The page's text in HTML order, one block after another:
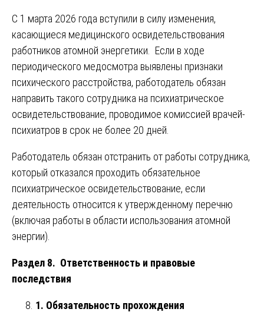
С 1 марта 2026 года вступили в силу изменения,
касающиеся медицинского освидетельствования
работников атомной энергетики. Если в ходе
периодического медосмотра выявлены признаки
психического расстройства, работодатель обязан
направить такого сотрудника на психиатрическое
освидетельствование, проводимое комиссией врачей-
психиатров в срок не более 20 дней.
Работодатель обязан отстранить от работы сотрудника,
который отказался проходить обязательное
психиатрическое освидетельствование, если
деятельность относится к утвержденному перечню
(включая работы в области использования атомной
энергии).
Раздел 8. Ответственность и правовые
последствия
1. Обязательность прохождения